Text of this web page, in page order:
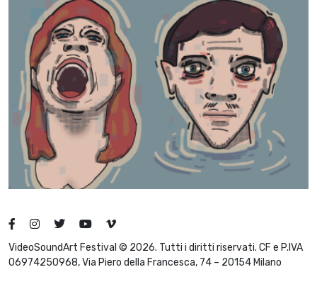
VideoSoundArt Festival © 2026. Tutti i diritti riservati. CF e P.IVA
06974250968, Via Piero della Francesca, 74 – 20154 Milano